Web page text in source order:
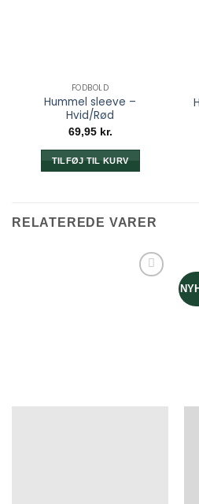
FODBOLD
Hummel sleeve –
Hvid/Rød
69,95 kr.
TILFØJ TIL KURV
RELATEREDE VARER